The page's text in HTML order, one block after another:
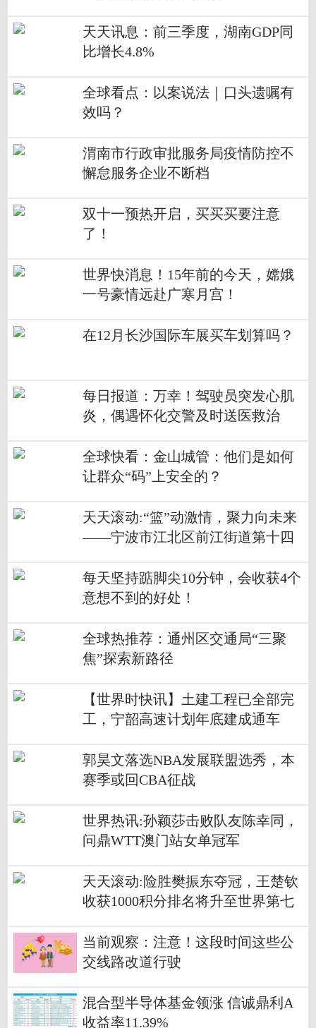
天天讯息：前三季度，湖南GDP同
比增长4.8%
全球看点：以案说法｜口头遗嘱有
效吗？
渭南市行政审批服务局疫情防控不
懈怠服务企业不断档
双十一预热开启，买买买要注意
了！
世界快消息！15年前的今天，嫦娥
一号豪情远赴广寒月宫！
在12月长沙国际车展买车划算吗？
每日报道：万幸！驾驶员突发心肌
炎，偶遇怀化交警及时送医救治
全球快看：金山城管：他们是如何
让群众“码”上安全的？
天天滚动:“篮”动激情，聚力向未来
——宁波市江北区前江街道第十四
每天坚持踮脚尖10分钟，会收获4个
意想不到的好处！
全球热推荐：通州区交通局“三聚
焦”探索新路径
【世界时快讯】土建工程已全部完
工，宁韶高速计划年底建成通车
郭昊文落选NBA发展联盟选秀，本
赛季或回CBA征战
世界热讯:孙颖莎击败队友陈幸同，
问鼎WTT澳门站女单冠军
天天滚动:险胜樊振东夺冠，王楚钦
收获1000积分排名将升至世界第七
当前观察：注意！这段时间这些公
交线路改道行驶
混合型半导体基金领涨 信诚鼎利A
收益率11.39%